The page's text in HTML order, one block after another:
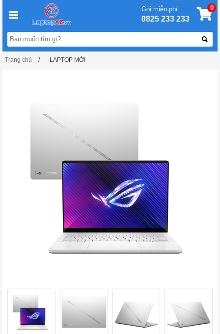
Gọi miễn phí
0825 233 233
0
Trang chủ LAPTOP MỚI